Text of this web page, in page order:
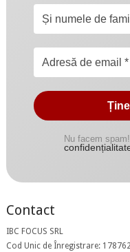
Nu facem
Contact
IBC FOCUS SRL
Cod Unic de Înregistrare: